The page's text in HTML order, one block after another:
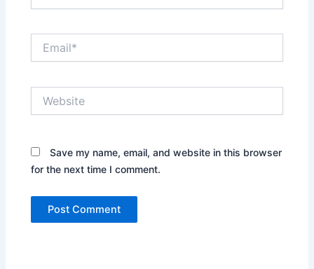
Save my name, email, and website in this browser
for the next time I comment.